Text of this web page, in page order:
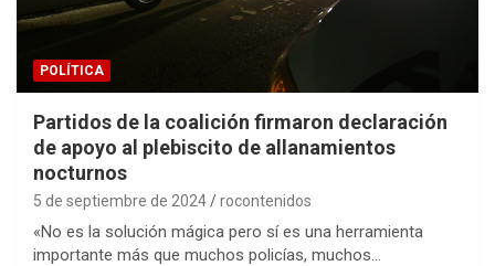
POLÍTICA
Partidos de la coalición firmaron declaración
de apoyo al plebiscito de allanamientos
nocturnos
5 de septiembre de 2024 rocontenidos
«No es la solución mágica pero sí es una herramienta
importante más que muchos policías, muchos…